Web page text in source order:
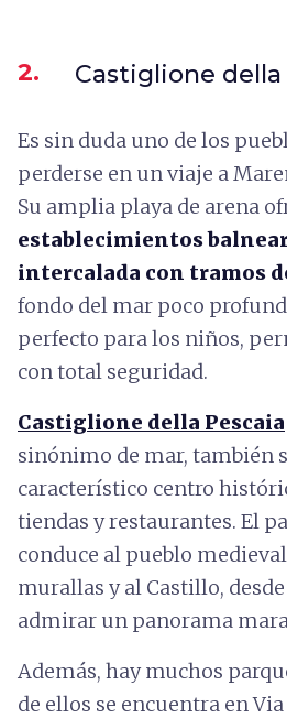
2. Castiglione della
Es sin duda uno de los
perderse en un viaje a
Su amplia playa de arena
establecimientos
intercalada con tramos
fondo del mar poco
perfecto para los niños,
con total seguridad.
Castiglione della Pescaia
sinónimo de mar, también
característico centro
tiendas y restaurantes. El
conduce al pueblo
murallas y al Castillo,
admirar un panorama
Además, hay muchos
de ellos se encuentra en